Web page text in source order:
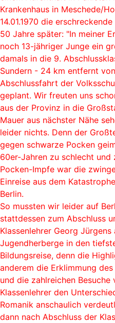
Krankenhaus in Meschede/
14.01.1970 die
50 Jahre später: "In meiner
noch 13-jähriger Junge ein
damals in die 9.
Sundern - 24 km entfernt
Abschlussfahrt der
geplant. Wir freuten uns
aus der Provinz in die
Mauer aus nächster Nähe
leider nichts. Denn der
gegen schwarze Pocken
60er-Jahren zu schlecht und
Pocken-Impfe war die
Einreise aus dem
Berlin.
So mussten wir leider auf
stattdessen zum Abschluss
Klassenlehrer Georg
Jugendherberge in den
Bildungsreise, denn die
anderem die Erklimmung
und die zahlreichen
Klassenlehrer den
Romanik anschaulich
dann nach Abschluss der